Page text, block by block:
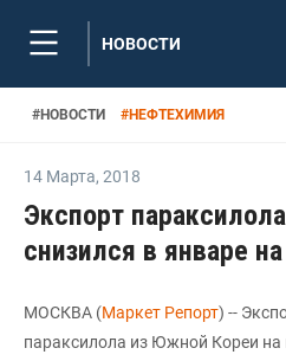
НОВОСТИ
#НОВОСТИ #НЕФТЕХИМИЯ
14 Марта, 2018
Экспорт
снизился в январе
МОСКВА (Маркет Репорт) --
параксилола из Южной Кореи